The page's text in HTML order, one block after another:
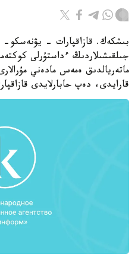
بىشكەك. قازاقپارات - يۋنەسكو-
جىلقىشىلاردىڭ ءداستۇرلى
ماتەريالدىق ەمەس مادەني
قارايدى، دەپ حابارلايدى